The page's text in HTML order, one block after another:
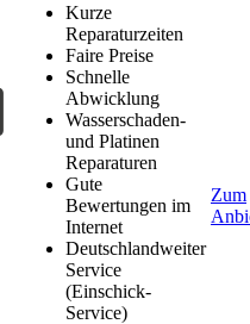
Kurze
Reparaturzeiten
Faire Preise
Schnelle
Abwicklung
Wasserschaden-
und Platinen
Reparaturen
Gute
Bewertungen im
Internet
Deutschlandweiter
Service
(Einschick-
Service)
Zum